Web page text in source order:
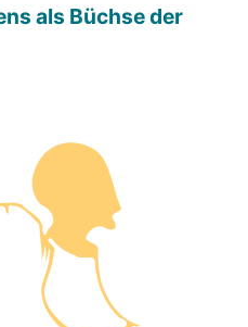
als Büchse der